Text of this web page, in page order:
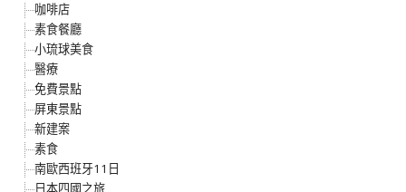
咖啡店
素食餐廳
小琉球美食
醫療
免費景點
屏東景點
新建案
素食
南歐西班牙11日